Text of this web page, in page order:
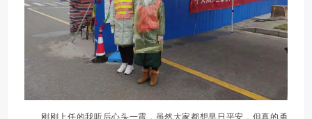
刚刚上任的我听后心头一震，虽然大家都想早日平安，但真的勇